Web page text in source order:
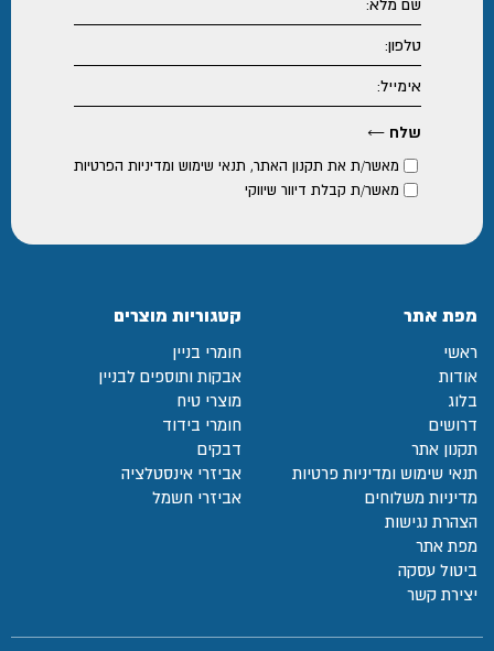
מאשר/ת את תקנון האתר, תנאי שימוש ומדיניות הפרטיות
מאשר/ת קבלת דיוור שיווקי
מפת אתר
ראשי
אודות
בלוג
דרושים
תקנון אתר
תנאי שימוש ומדיניות פרטיות
מדיניות משלוחים
הצהרת נגישות
מפת אתר
ביטול עסקה
יצירת קשר
קטגוריות מוצרים
חומרי בניין
אבקות ותוספים לבניין
מוצרי טיח
חומרי בידוד
דבקים
אביזרי אינסטלציה
אביזרי חשמל